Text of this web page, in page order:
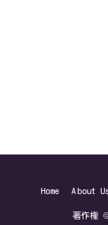
Home About
著作権